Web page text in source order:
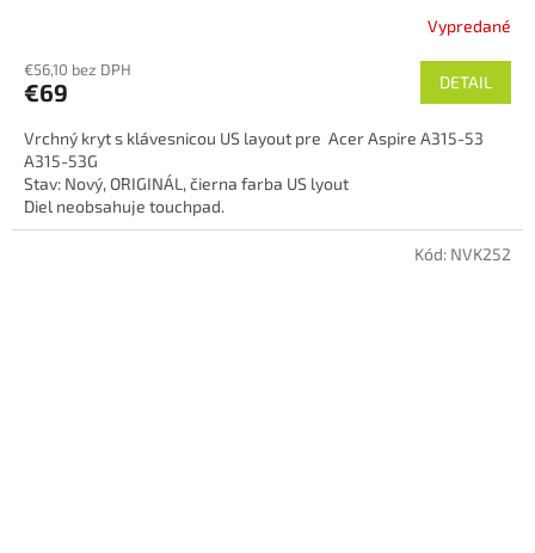
Vypredané
€56,10 bez DPH
€69 DETAIL
Vrchný kryt s klávesnicou US layout pre Acer Aspire A315-53
A315-53G
Stav: Nový, ORIGINÁL, čierna farba US lyout
Diel neobsahuje touchpad.
Kód: NVK252